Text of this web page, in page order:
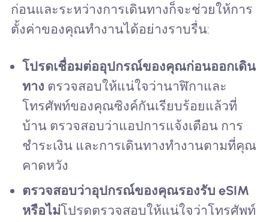
ก่อนและระหว่างการเดินทางก็จะช่วยให้การ
ตั้งค่าของคุณทำงานได้อย่างราบรื่น:
โปรดเชื่อมต่ออุปกรณ์ของคุณก่อนออกเดิน
ทาง ตรวจสอบให้แน่ใจว่านาฬิกาและ
โทรศัพท์ของคุณซิงค์กันเรียบร้อยแล้วที่
บ้าน ตรวจสอบว่าแอปการแจ้งเตือน การ
ชำระเงิน และการเดินทางทำงานตามที่คุณ
คาดหวัง
ตรวจสอบว่าอุปกรณ์ของคุณรองรับ eSIM
หรือไม่โปรดตรวจสอบให้แน่ใจว่าโทรศัพท์